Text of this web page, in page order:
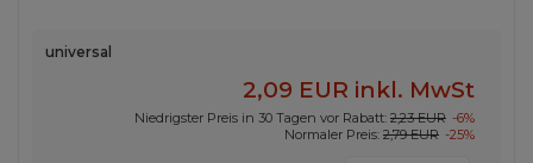
universal
2,09 EUR inkl. MwSt
Niedrigster Preis in 30 Tagen vor Rabatt: 2,23 EUR -6%
Normaler Preis: 2,79 EUR -25%